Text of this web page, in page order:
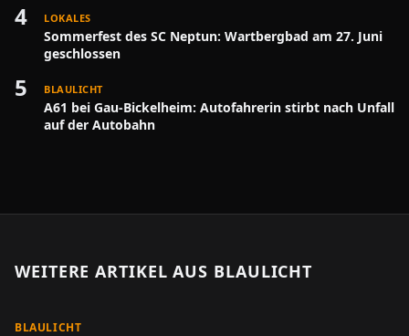
4 LOKALES
Sommerfest des SC Neptun: Wartbergbad am 27. Juni
geschlossen
5 BLAULICHT
A61 bei Gau-Bickelheim: Autofahrerin stirbt nach Unfall
auf der Autobahn
WEITERE ARTIKEL AUS BLAULICHT
BLAULICHT